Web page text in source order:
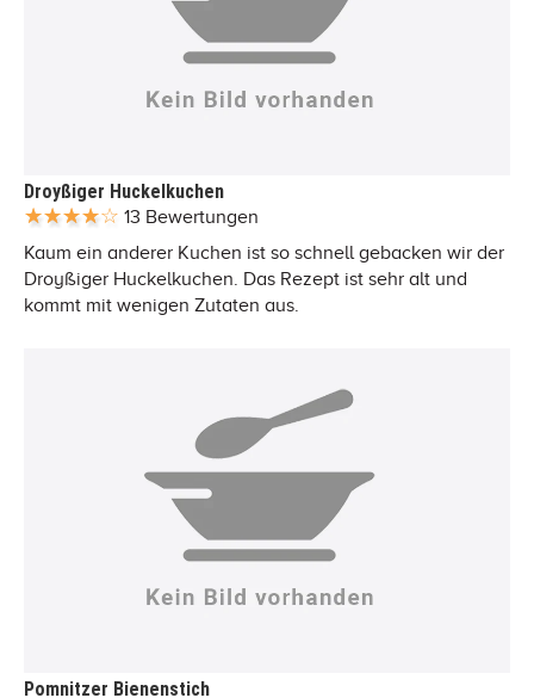
Droyßiger Huckelkuchen
13 Bewertungen
Kaum ein anderer Kuchen ist so schnell gebacken wir der
Droyßiger Huckelkuchen. Das Rezept ist sehr alt und
kommt mit wenigen Zutaten aus.
Pomnitzer Bienenstich